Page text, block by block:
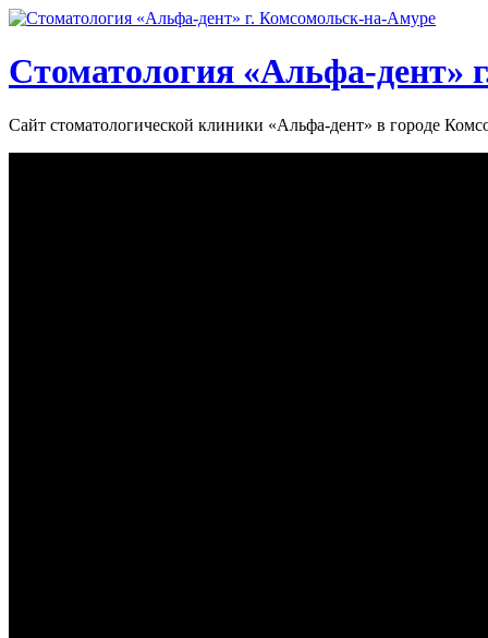
Стоматология «‎Альфа-дент»‎
Сайт стоматологической клиники «‎Альфа-дент» в городе